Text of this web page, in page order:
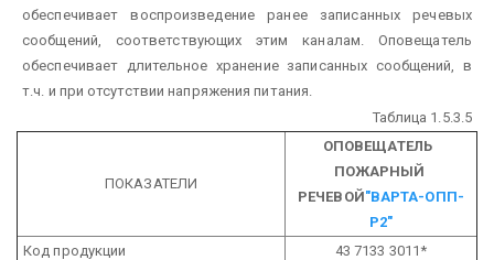
обеспечивает воспроизведение ранее записанных речевых
сообщений, соответствующих этим каналам. Оповещатель
обеспечивает длительное хранение записанных сообщений, в
т.ч. и при отсутствии напряжения питания.
Таблица 1.5.3.5
ПОКАЗАТЕЛИ
ОПОВЕЩАТЕЛЬ
ПОЖАРНЫЙ
РЕЧЕВОЙ"ВАРТА-ОПП-
Р2"
Код продукции
43 7133 3011*